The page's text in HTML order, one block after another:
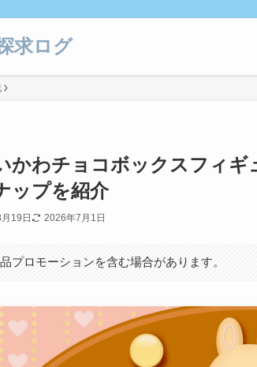
求ログ
かわチョコボックスフィギ
ップを紹介
19日 2026年7月1日
プロモーションを含む場合があります。